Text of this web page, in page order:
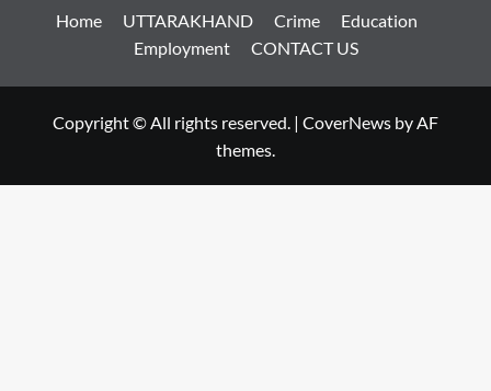
Home UTTARAKHAND Crime
Education
Employment
CONTACT US
Copyright © All rights reserved. | CoverNews by AF
themes.